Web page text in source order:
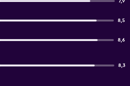
7,9
8,5
8,6
8,3